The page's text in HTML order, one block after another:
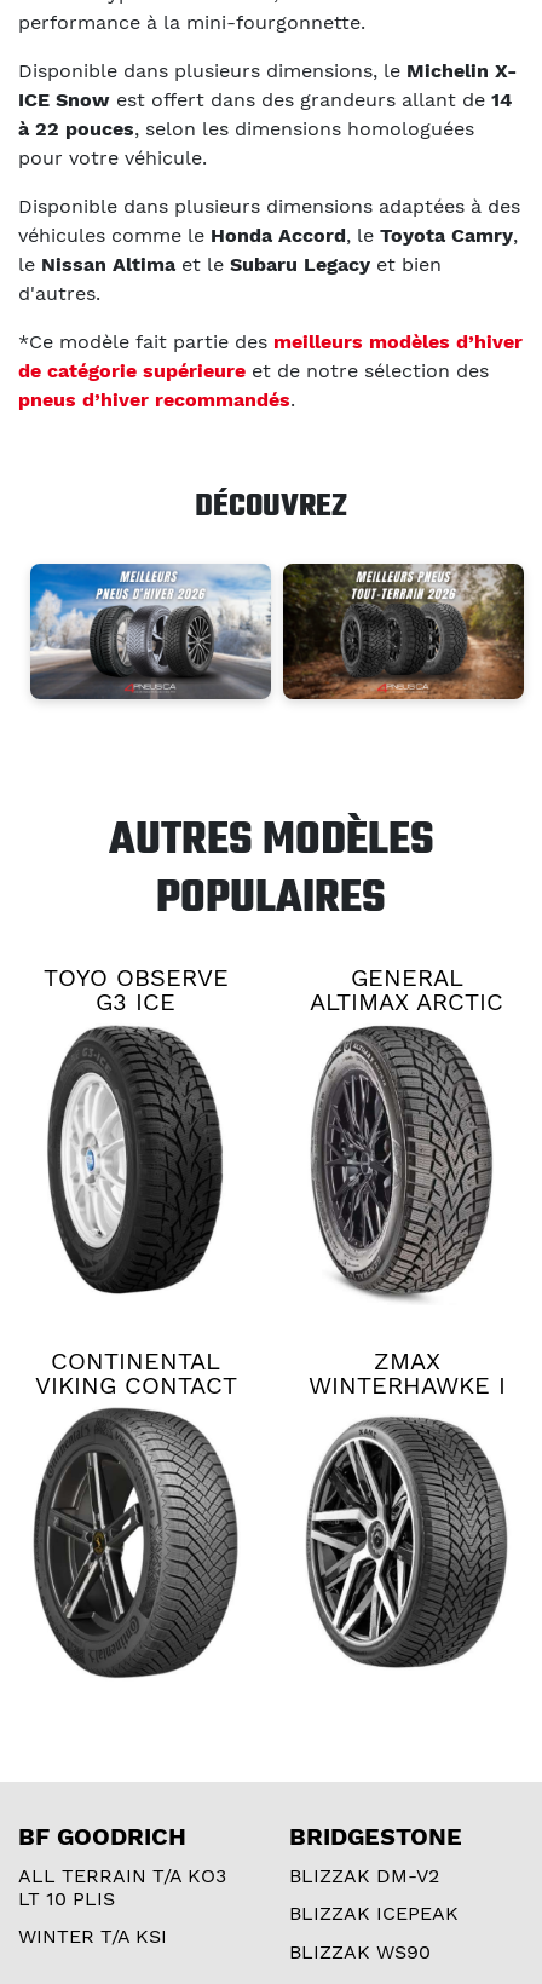
performance à la mini-fourgonnette.
Disponible dans plusieurs dimensions, le Michelin X-
ICE Snow est offert dans des grandeurs allant de 14
à 22 pouces, selon les dimensions homologuées
pour votre véhicule.
Disponible dans plusieurs dimensions adaptées à des
véhicules comme le Honda Accord, le Toyota Camry,
le Nissan Altimaet le Subaru Legacy et bien
d'autres.
*Ce modèle fait partie des meilleurs modèles d’hiver
de catégorie supérieure et de notre sélection des
pneus d’hiver recommandés.
DÉCOUVREZ
AUTRES MODÈLES
POPULAIRES
TOYO OBSERVE
G3 ICE
GENERAL
ALTIMAX ARCTIC
12
CONTINENTAL
VIKING CONTACT
8
ZMAX
WINTERHAWKE I
BF GOODRICH
ALL TERRAIN T/A KO3
LT 10 PLIS
WINTER T/A KSI
BRIDGESTONE
BLIZZAK DM-V2
BLIZZAK ICEPEAK
BLIZZAK WS90